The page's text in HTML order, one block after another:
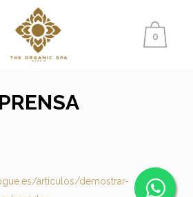
0
PRENSA
articulos/demostrar-